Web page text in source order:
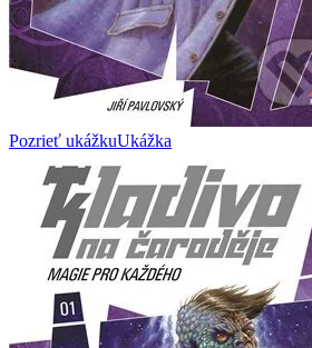
Pozrieť ukážkuUkážka